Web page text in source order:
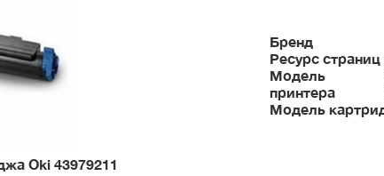
Бренд
Ресурс
Модель
принтера
Модель
Oki 43979211